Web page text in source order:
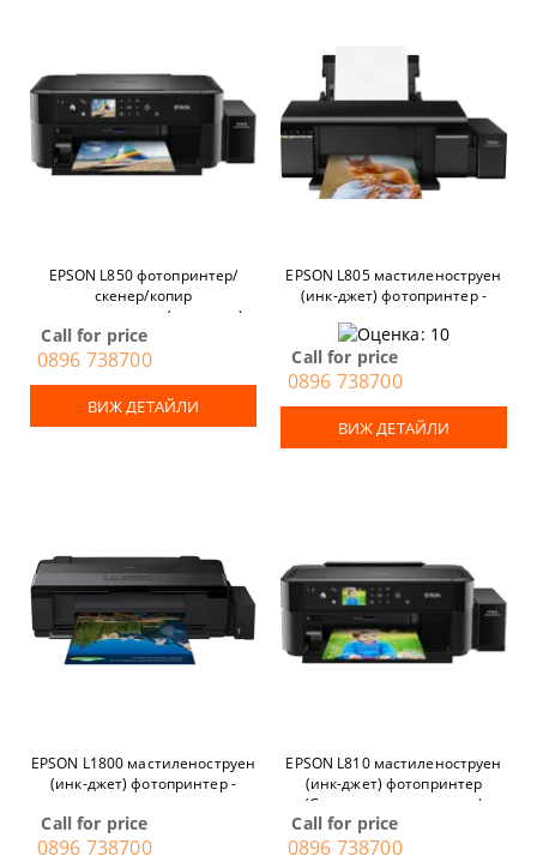
EPSON L850 фотопринтер/
скенер/копир
мастиленоструен (инк-джет) -
спрян от производство
Call for price
0896 738700
ВИЖ ДЕТАЙЛИ
EPSON L805 мастиленоструен
(инк-джет) фотопринтер -
Call for price
0896 738700
ВИЖ ДЕТАЙЛИ
EPSON L1800 мастиленоструен
(инк-джет) фотопринтер -
Call for price
0896 738700
EPSON L810 мастиленоструен
(инк-джет) фотопринтер
(Спрян от производство)
Call for price
0896 738700